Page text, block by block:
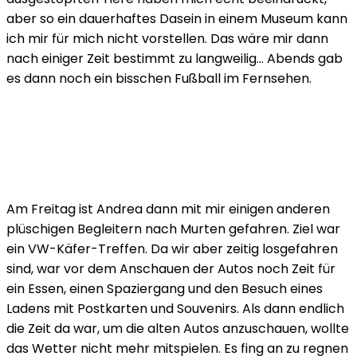
aber so ein dauerhaftes Dasein in einem Museum kann
ich mir für mich nicht vorstellen. Das wäre mir dann
nach einiger Zeit bestimmt zu langweilig… Abends gab
es dann noch ein bisschen Fußball im Fernsehen.
Am Freitag ist Andrea dann mit mir einigen anderen
plüschigen Begleitern nach Murten gefahren. Ziel war
ein VW-Käfer-Treffen. Da wir aber zeitig losgefahren
sind, war vor dem Anschauen der Autos noch Zeit für
ein Essen, einen Spaziergang und den Besuch eines
Ladens mit Postkarten und Souvenirs. Als dann endlich
die Zeit da war, um die alten Autos anzuschauen, wollte
das Wetter nicht mehr mitspielen. Es fing an zu regnen